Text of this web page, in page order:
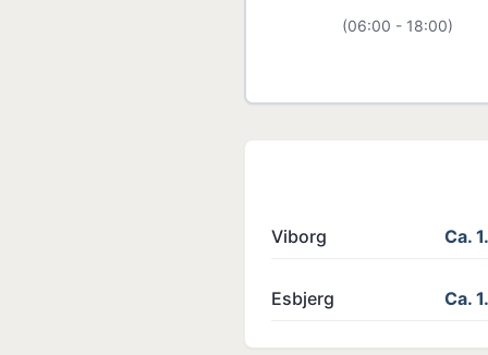
(06:00 - 18:00)
Viborg Ca.
Esbjerg Ca.